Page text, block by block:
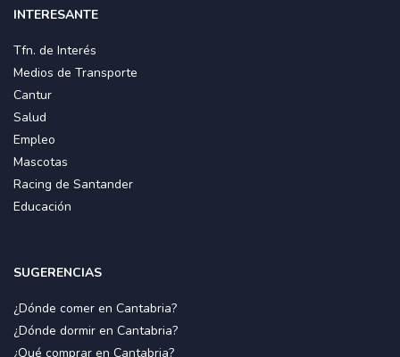
INTERESANTE
Tfn. de Interés
Medios de Transporte
Cantur
Salud
Empleo
Mascotas
Racing de Santander
Educación
SUGERENCIAS
¿Dónde comer en Cantabria?
¿Dónde dormir en Cantabria?
¿Qué comprar en Cantabria?